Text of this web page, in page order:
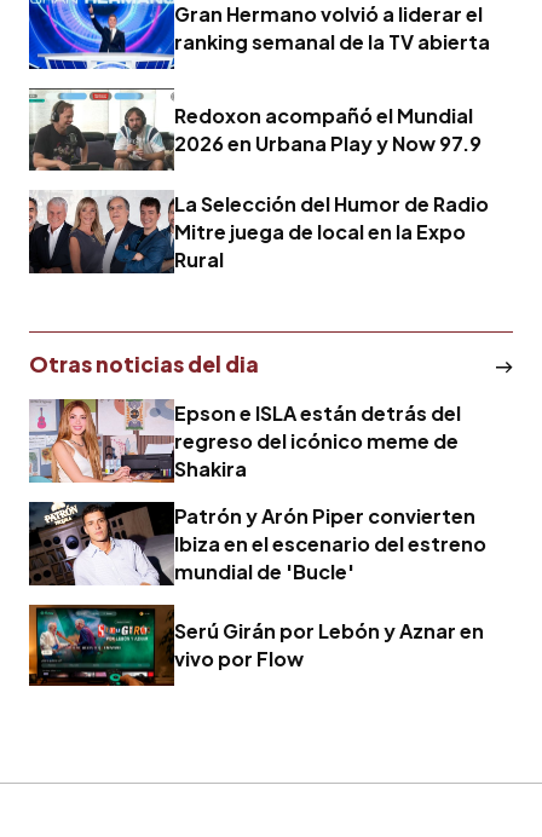
Gran Hermano volvió a liderar el
ranking semanal de la TV abierta
Redoxon acompañó el Mundial
2026 en Urbana Play y Now 97.9
La Selección del Humor de Radio
Mitre juega de local en la Expo
Rural
Otras noticias del dia
Epson e ISLA están detrás del
regreso del icónico meme de
Shakira
Patrón y Arón Piper convierten
Ibiza en el escenario del estreno
mundial de 'Bucle'
Serú Girán por Lebón y Aznar en
vivo por Flow